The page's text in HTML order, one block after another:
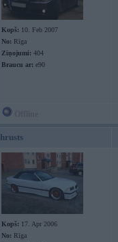
Kopš: 10. Feb 2007
No: Rīga
Ziņojumi: 404
Braucu ar: e90
hrusts
Kopš: 17. Apr 2006
No: Rīga